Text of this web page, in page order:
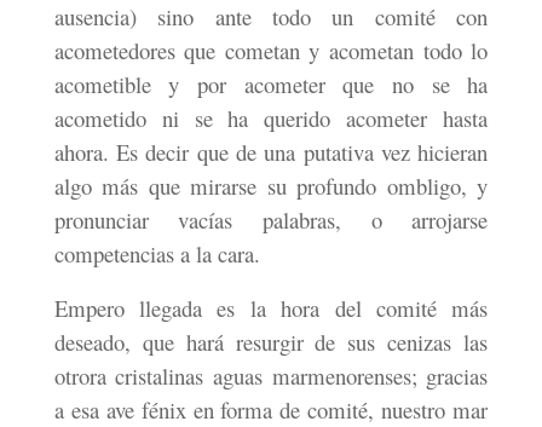
ausencia) sino ante todo un comité con
acometedores que cometan y acometan todo lo
acometible y por acometer que no se ha
acometido ni se ha querido acometer hasta
ahora. Es decir que de una putativa vez hicieran
algo más que mirarse su profundo ombligo, y
pronunciar vacías palabras, o arrojarse
competencias a la cara.
Empero llegada es la hora del comité más
deseado, que hará resurgir de sus cenizas las
otrora cristalinas aguas marmenorenses; gracias
a esa ave fénix en forma de comité, nuestro mar